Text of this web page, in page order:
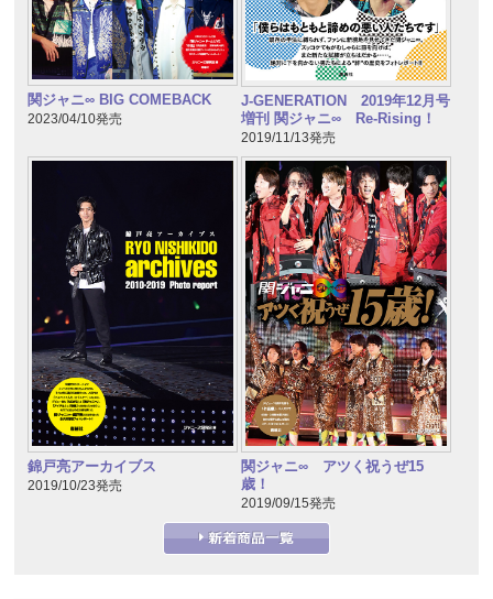
関ジャニ∞ BIG COMEBACK
2023/04/10発売
J-GENERATION 2019年12月号
増刊 関ジャニ∞ Re-Rising！
2019/11/13発売
錦戸亮アーカイブス
2019/10/23発売
関ジャニ∞ アツく祝うぜ15
歳！
2019/09/15発売